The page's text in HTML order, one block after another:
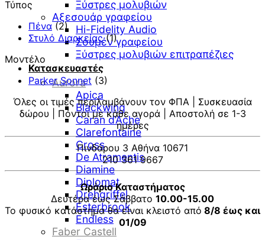
Ξύστρες μολυβιών
Αξεσουάρ γραφείου
Hi-Fidelity Audio
Σουμέν γραφείου
Ξύστρες μολυβιών επιτραπέζιες
Κατασκευαστές
Aurora
Apica
Blackwing
Caran d’Ache
Clarefontaine
Cross
De Atramentis
Diamine
Diplomat
Drehgriffel
Esterbrook
Endless
Faber Castell
Τύπος
Πένα (2)
Στυλό Διαρκείας (1)
Μοντέλο
Parker Sonnet (3)
Όλες οι τιμές περιλαμβάνουν τον ΦΠΑ | Συσκευασία
δώρου | Πόντοι με κάθε αγορά | Αποστολή σε 1-3
ημέρες
Πινδάρου 3 Αθήνα 10671
210 361 9667
Ωράριο Καταστήματος
Δευτέρα έως Σάββατο 10.00-15.00
Το φυσικό κατάστημα θα είναι κλειστό από 8/8 έως και
01/09